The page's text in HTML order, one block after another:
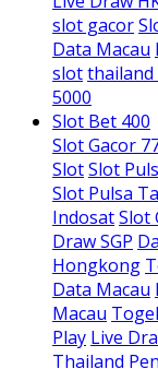
slot gacor
Data Macau
slot
5000
Slot Bet 400
Slot Gacor
SlotSlot
Slot Pulsa
IndosatSlot
Draw SGP
Hongkong
Data Macau
Macau
Play Live
Thailand